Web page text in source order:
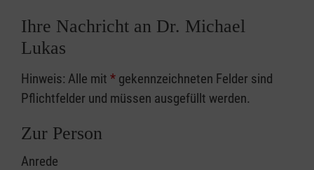
Ihre Nachricht an Dr. Michael
Lukas
Hinweis: Alle mit * gekennzeichneten Felder sind
Pflichtfelder und müssen ausgefüllt werden.
Zur Person
Anrede